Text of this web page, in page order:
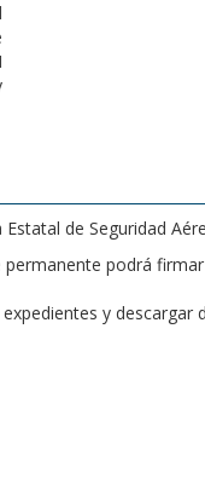
de Seguridad
podrá
y descargar